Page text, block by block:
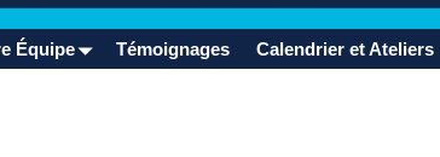
Équipe Témoignages Calendrier et Ateliers